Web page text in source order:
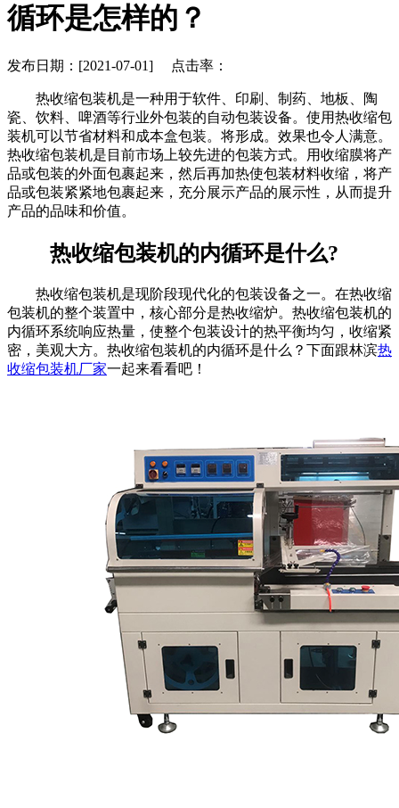
循环是怎样的？
发布日期：[2021-07-01] 点击率：
热收缩包装机是一种用于软件、印刷、制药、地板、陶
瓷、饮料、啤酒等行业外包装的自动包装设备。使用热收缩包
装机可以节省材料和成本盒包装。将形成。效果也令人满意。
热收缩包装机是目前市场上较先进的包装方式。用收缩膜将产
品或包装的外面包裹起来，然后再加热使包装材料收缩，将产
品或包装紧紧地包裹起来，充分展示产品的展示性，从而提升
产品的品味和价值。
热收缩包装机的内循环是什么?
热收缩包装机是现阶段现代化的包装设备之一。在热收缩
包装机的整个装置中，核心部分是热收缩炉。热收缩包装机的
内循环系统响应热量，使整个包装设计的热平衡均匀，收缩紧
密，美观大方。热收缩包装机的内循环是什么？下面跟林滨热
收缩包装机厂家一起来看看吧！